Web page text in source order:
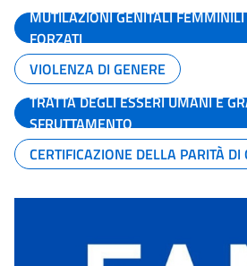
MUTILAZIONI GENITALI
FORZATI
VIOLENZA DI GENERE
TRATTA DEGLI ESSERI UMANI E
SFRUTTAMENTO
CERTIFICAZIONE DELLA PARITÀ DI